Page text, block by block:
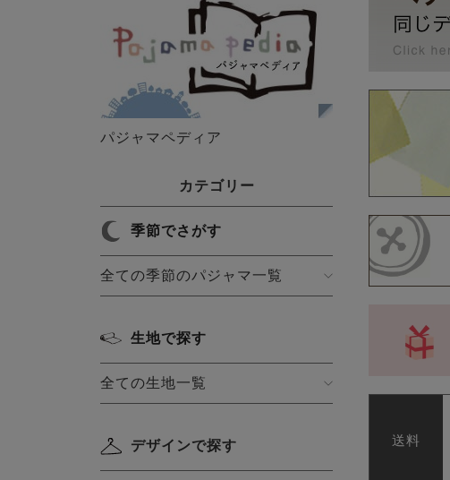
パジャマペディア
カテゴリー
季節でさがす
全ての季節のパジャマ一覧
生地で探す
全ての生地一覧
デザインで探す 送料